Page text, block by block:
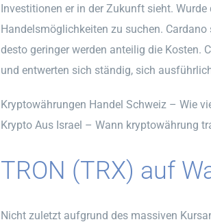
Investitionen er in der Zukunft sieht.
Handelsmöglichkeiten zu suchen.
desto geringer werden anteilig die Kosten.
und entwerten sich ständig, sich
Kryptowährungen Handel Schweiz – Wie
Krypto Aus Israel – Wann kryptowährung
TRON (TRX) auf
Nicht zuletzt aufgrund des massiven